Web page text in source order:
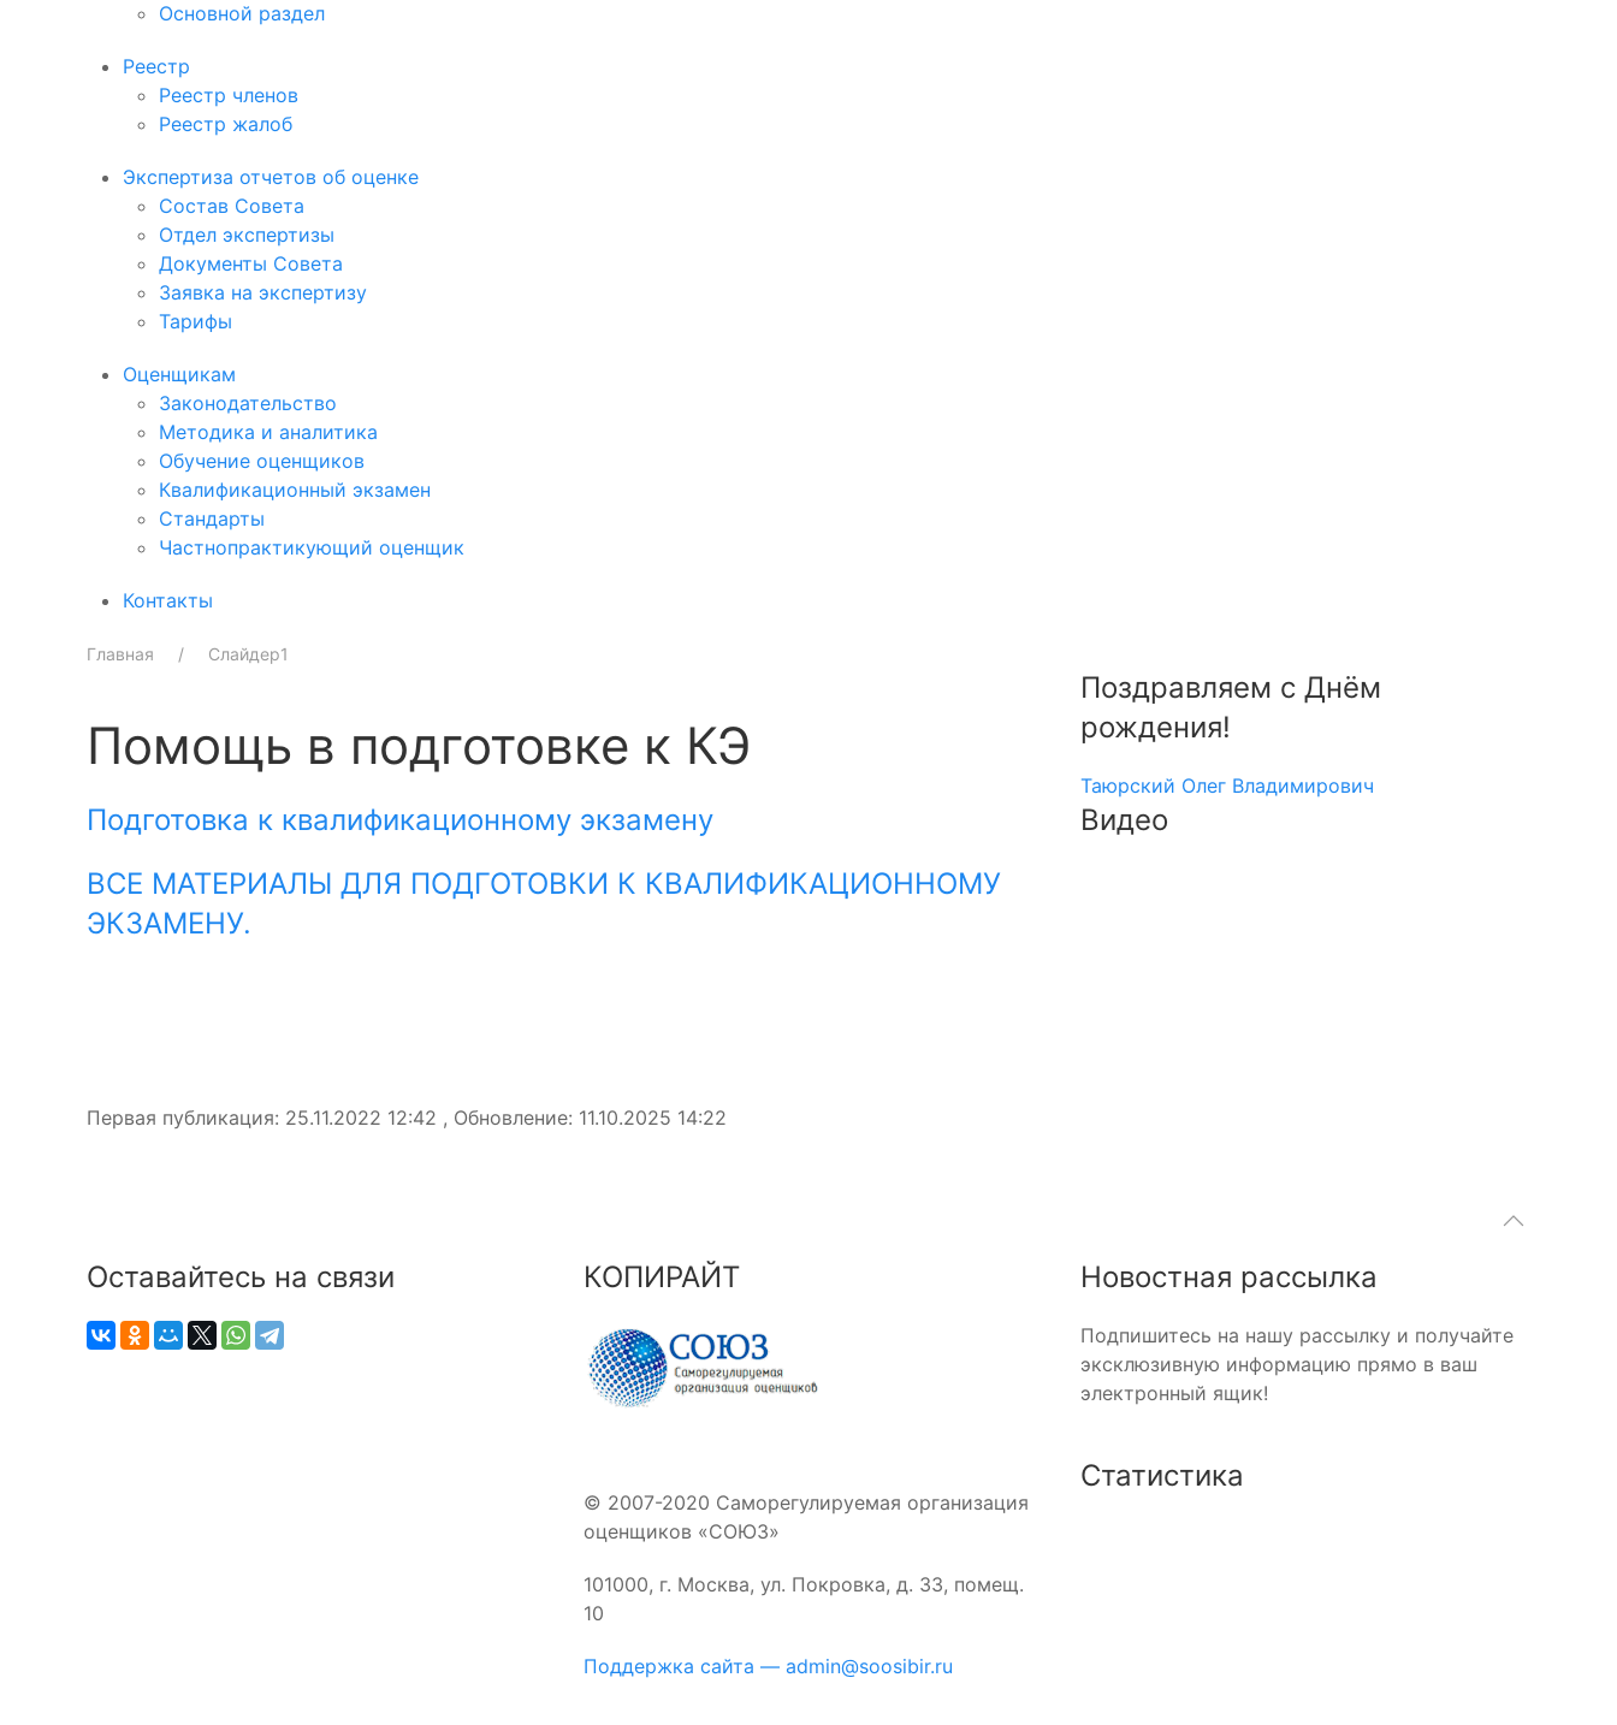
Основной раздел
Реестр
Реестр членов
Реестр жалоб
Экспертиза отчетов об оценке
Состав Совета
Отдел экспертизы
Документы Совета
Заявка на экспертизу
Тарифы
Оценщикам
Законодательство
Методика и аналитика
Обучение оценщиков
Квалификационный экзамен
Стандарты
Частнопрактикующий оценщик
Контакты
Главная Слайдер1
Помощь в подготовке к КЭ
Подготовка к квалификационному экзамену
ВСЕ МАТЕРИАЛЫ ДЛЯ ПОДГОТОВКИ К КВАЛИФИКАЦИОННОМУ
ЭКЗАМЕНУ.
Первая публикация: 25.11.2022 12:42 , Обновление: 11.10.2025 14:22
Поздравляем с Днём
рождения!
Таюрский Олег Владимирович
Видео
Оставайтесь на связи КОПИРАЙТ
© 2007-2020 Саморегулируемая организация
оценщиков «СОЮЗ»
101000, г. Москва, ул. Покровка, д. 33, помещ.
10
Поддержка сайта — admin@soosibir.ru
Новостная рассылка
Подпишитесь на нашу рассылку и получайте
эксклюзивную информацию прямо в ваш
электронный ящик!
Статистика